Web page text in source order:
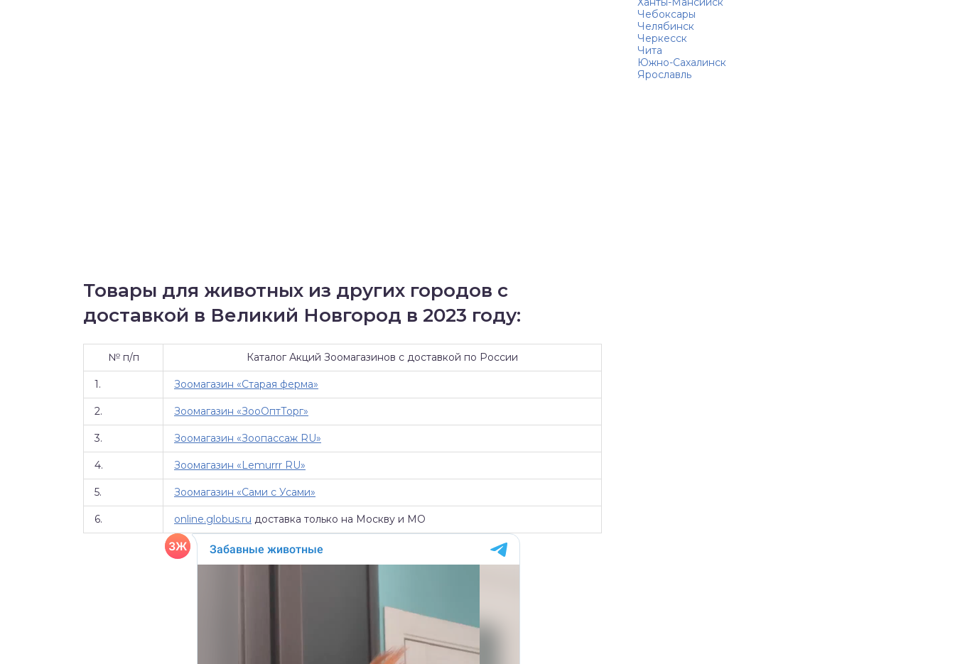
Товары для животных из других городов с
доставкой в Великий Новгород в 2023 году:
№ п/п Каталог Акций Зоомагазинов с доставкой по России
1. Зоомагазин «Старая ферма»
2. Зоомагазин «ЗооОптТорг»
3. Зоомагазин «Зоопассаж RU»
4. Зоомагазин «Lemurrr RU»
5. Зоомагазин «Сами с Усами»
6. online.globus.ru доставка только на Москву и МО
Чебоксары
Челябинск
Черкесск
Чита
Южно-Сахалинск
Ярославль